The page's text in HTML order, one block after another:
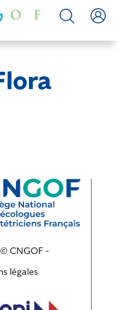
CNGOF -
légales